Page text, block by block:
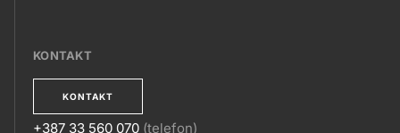
KONTAKT
KONTAKT
+387 33 560 070 (telefon)